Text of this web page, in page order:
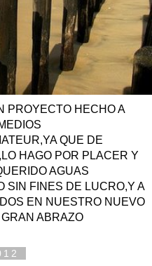
PROYECTO HECHO A
QUE DE
HAGO POR PLACER Y
AGUAS
SIN FINES DE LUCRO,Y A
EN NUESTRO NUEVO
ABRAZO